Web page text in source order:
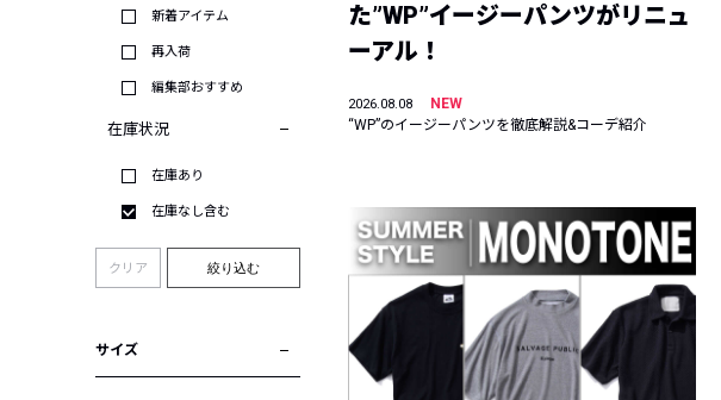
新着アイテム
再入荷
編集部おすすめ
在庫状況
在庫あり
在庫なし含む
クリア 絞り込む
サイズ
た”WP”イージーパンツがリニュ
ーアル！
2026.08.08
NEW
“WP”のイージーパンツを徹底解説&コーデ紹介